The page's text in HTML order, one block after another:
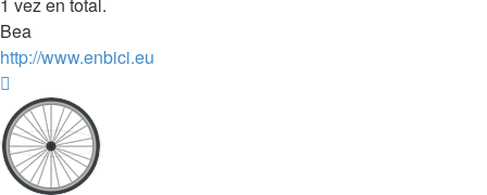
Bea
http://www.enbici.eu